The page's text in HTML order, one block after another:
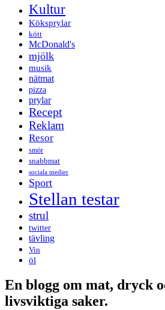
Kultur
Köksprylar
kött
McDonald's
mjölk
musik
nätmat
pizza
prylar
Recept
Reklam
Resor
smör
snabbmat
sociala medier
Sport
Stellan testar
strul
twitter
tävling
Vin
öl
En blogg om mat, dryck
livsviktiga saker.